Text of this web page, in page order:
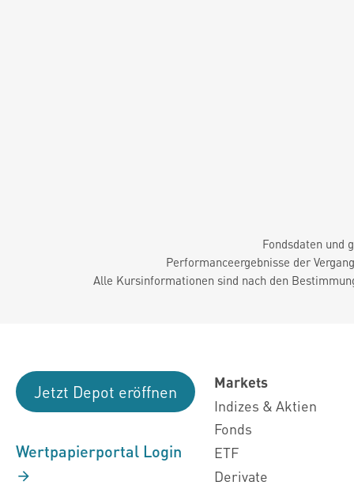
Fondsdaten und
Performanceergebnisse der
Alle Kursinformationen sind nach den
Jetzt Depot eröffnen
Wertpapierportal Login
Markets
Indizes & Aktien
Fonds
ETF
Derivate